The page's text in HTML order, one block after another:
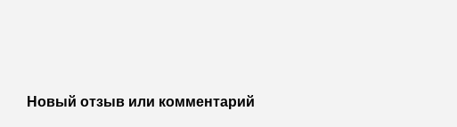
Новый отзыв или комментарий